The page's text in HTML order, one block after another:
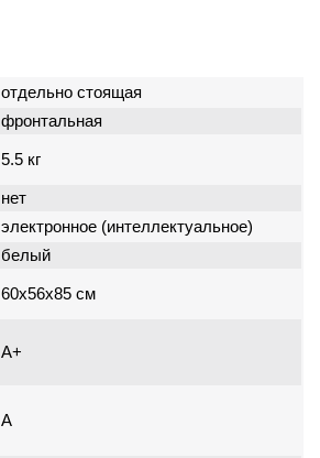
отдельно стоящая
фронтальная
5.5 кг
нет
электронное (интеллектуальное)
белый
60x56x85 см
A+
A